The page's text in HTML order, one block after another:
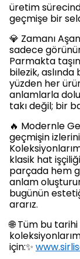
üretim
geçmişe bir
💎 Zamanı
sadece
Parmakta
bilezik, aslında
yüzden her
anlamlarla
takı değil; bir
🔥 Modernle
geçmişin
klasik hat
parçada hem
anlam
bugünün
ararız.
🌐 Tüm bu
için:✨